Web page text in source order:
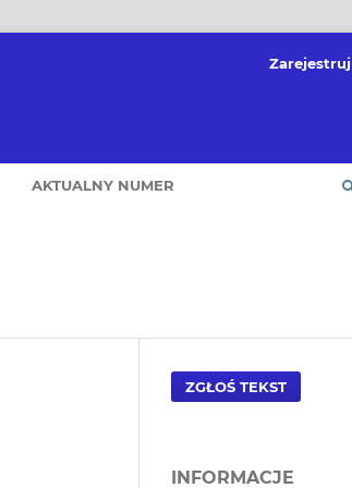
AKTUALNY NUMER
Zarejestruj
ZGŁOŚ TEKST
INFORMACJE